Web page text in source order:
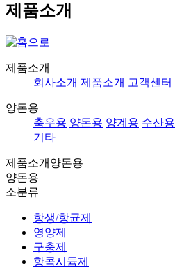
제품소개
제품소개
회사소개 제품소개 고객센터
양돈용
축우용 양돈용 양계용 수산용
기타
제품소개 양돈용
양돈용
소분류
항생/항균제
영양제
구충제
항콕시듐제